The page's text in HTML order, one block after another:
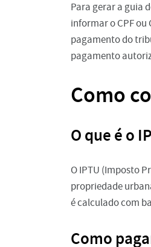
Para gerar a guia
informar o CPF ou
pagamento do
pagamento
Como
O que é o
O IPTU (Imposto
propriedade
é calculado com
Como